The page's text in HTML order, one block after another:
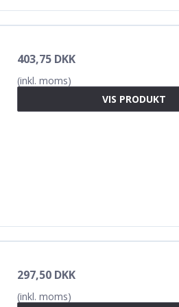
403,75 DKK
(inkl. moms)
VIS PRODUKT
297,50 DKK
(inkl. moms)